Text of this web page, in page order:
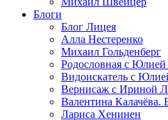
Блоги
Блог Лицея
Алла Нестеренко
Михаил Гольденберг
Родословная с
Видоискатель с
Вернисаж с Ириной
Валентина Калачёва.
Лариса Хенинен